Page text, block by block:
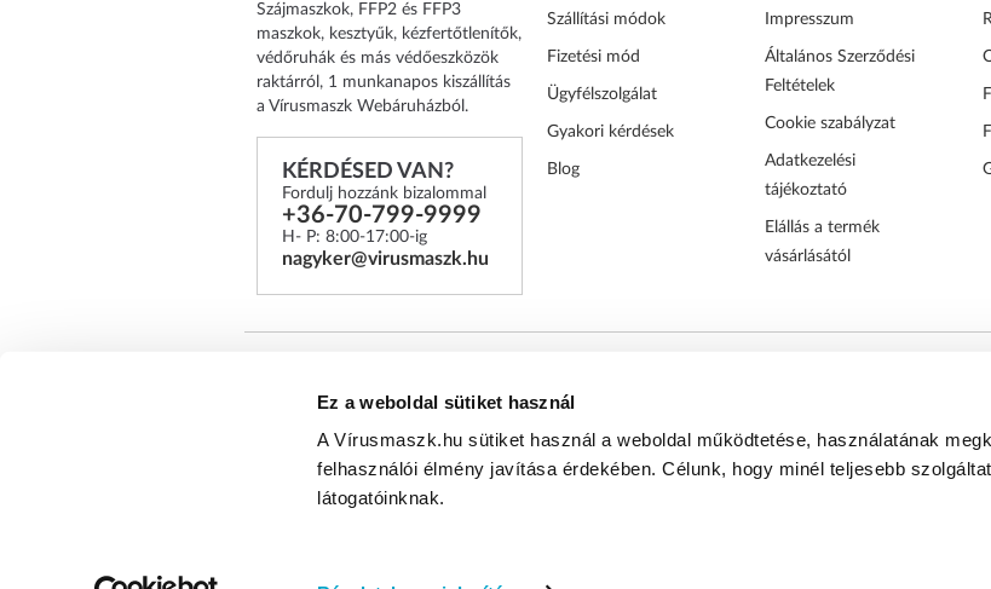
Ez a weboldal sütiket használ
A Vírusmaszk.hu sütiket használ a weboldal működtetése, használatának
felhasználói élmény javítása érdekében. Célunk, hogy minél teljesebb
látogatóinknak.
Szájmaszkok, FFP2 és FFP3
maszkok, kesztyűk, kézfertőtlenítők,
védőruhák és más védőeszközök
raktárról, 1 munkanapos kiszállítás
a Vírusmaszk Webáruházból.
KÉRDÉSED VAN?
Fordulj hozzánk bizalommal
+36-70-799-9999
H- P: 8:00-17:00-ig
nagyker@virusmaszk.hu
Szállítási módok
Fizetési mód
Ügyfélszolgálat
Gyakori kérdések
Blog
Impresszum
Általános Szerződési
Feltételek
Cookie szabályzat
Adatkezelési
tájékoztató
Elállás a termék
vásárlásától
tapasztalatával, valamint megbízható kiszolgálással áll vásárlói rendelkezésére.
Egészségügyi arcmaszk webáruház © 2026 Minden jog